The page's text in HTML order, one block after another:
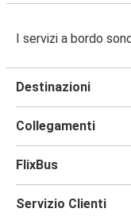
I servizi a bordo
Destinazioni
Collegamenti
FlixBus
Servizio Clienti